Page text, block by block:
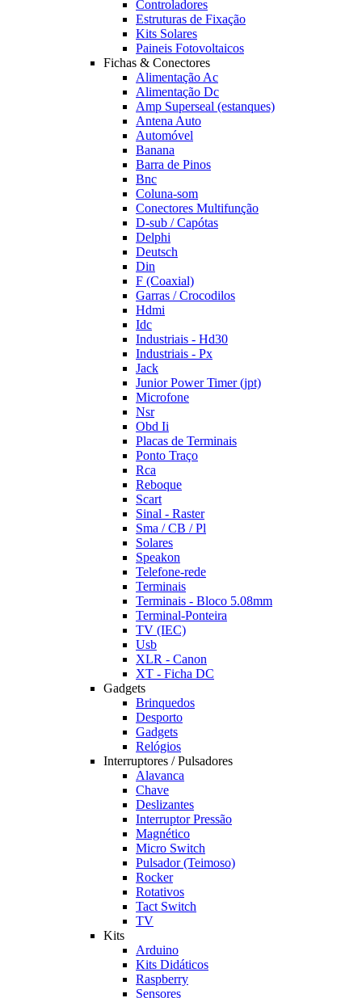
Controladores
Estruturas de Fixação
Kits Solares
Paineis Fotovoltaicos
Fichas & Conectores
Alimentação Ac
Alimentação Dc
Amp Superseal (estanques)
Antena Auto
Automóvel
Banana
Barra de Pinos
Bnc
Coluna-som
Conectores Multifunção
D-sub / Capótas
Delphi
Deutsch
Din
F (Coaxial)
Garras / Crocodilos
Hdmi
Idc
Industriais - Hd30
Industriais - Px
Jack
Junior Power Timer (jpt)
Microfone
Nsr
Obd Ii
Placas de Terminais
Ponto Traço
Rca
Reboque
Scart
Sinal - Raster
Sma / CB / Pl
Solares
Speakon
Telefone-rede
Terminais
Terminais - Bloco 5.08mm
Terminal-Ponteira
TV (IEC)
Usb
XLR - Canon
XT - Ficha DC
Gadgets
Brinquedos
Desporto
Gadgets
Relógios
Interruptores / Pulsadores
Alavanca
Chave
Deslizantes
Interruptor Pressão
Magnético
Micro Switch
Pulsador (Teimoso)
Rocker
Rotativos
Tact Switch
TV
Kits
Arduino
Kits Didáticos
Raspberry
Sensores